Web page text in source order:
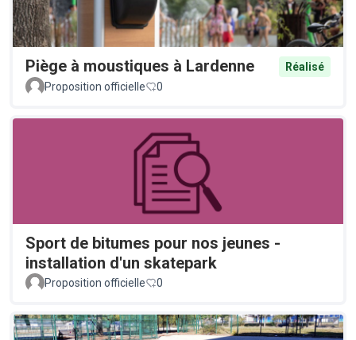
Piège à moustiques à Lardenne
Réalisé
Proposition officielle
0
Sport de bitumes pour nos jeunes -
installation d'un skatepark
Proposition officielle 0